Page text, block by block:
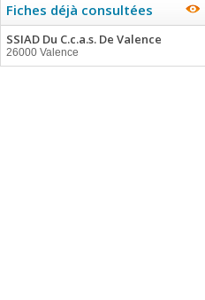
Fiches déjà consultées
SSIAD Du C.c.a.s. De Valence
26000 Valence